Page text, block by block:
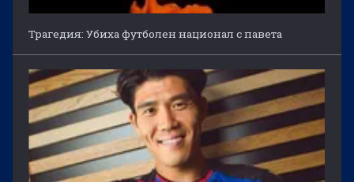
Трагедия: Убиха футболен национал с павета